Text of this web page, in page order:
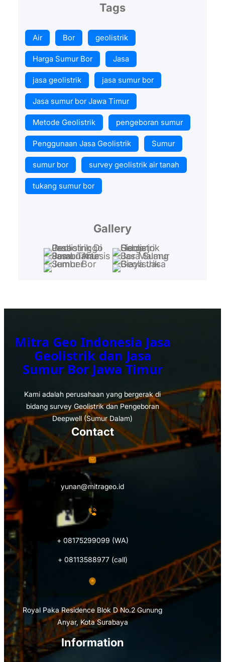
Tags
Air Bor geolistrik
Harga Sumur Bor Jasa
jasa geolistrik jasa sumur bor
Jasa sumur bor Jawa Timur
Metode Geolistrik pengeboran sumur
Penggunaan Jasa Geolistrik Sumur
sumur bor survey geolistrik air tanah
tukang sumur bor
Gallery
Mitra Geo Indonesia Jasa
Geolistrik dan Jasa
Sumur Bor Jawa Timur
Kami adalah perusahaan yang bergerak di
bidang survey Geolistrik dan Pengeboran
Deepwell (Sumur Dalam)
Information
Contact
yunan@mitrageo.id
+ 08175299099 (WA)
+ 08113588977 (call)
Royal Paka Residence Blok D No.2 Gunung
Anyar, Kota Surabaya